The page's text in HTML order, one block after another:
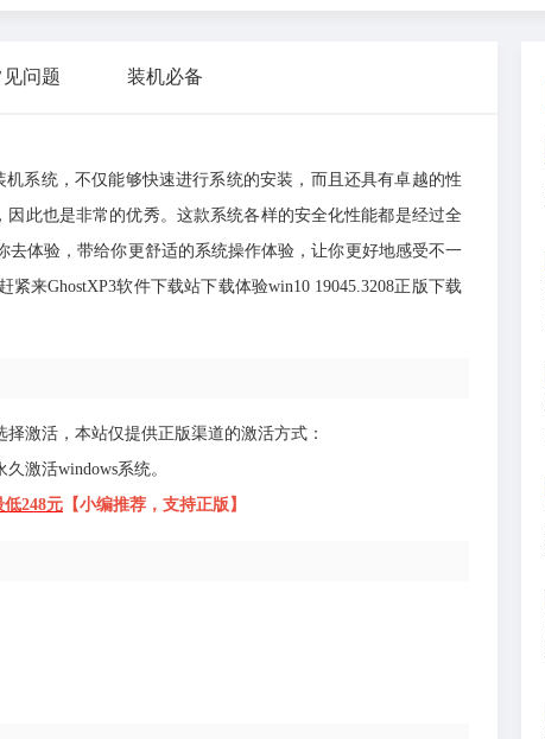
问题 装机必备
机系统，不仅能够快速进行系统的安装，而且还具有卓越的性
此也是非常的优秀。这款系统各样的安全化性能都是经过全
体验，带给你更舒适的系统操作体验，让你更好地感受不一
来GhostXP3软件下载站下载体验win10 19045.3208正版下载
择激活，本站仅提供正版渠道的激活方式：
激活windows系统。
低248元 【小编推荐，支持正版】